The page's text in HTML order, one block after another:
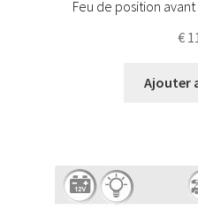
Feu de position avant
€
Ajouter